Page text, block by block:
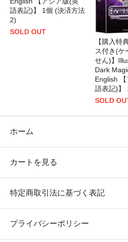
語表記)】 1個 (決済方法
2)
SOLD OUT
【購入特
ス付き(ケ
せん)】
Dark
English
語表記)】
SOLD
ホーム
カートを見る
特定商取引法に基づく表記
プライバシーポリシー